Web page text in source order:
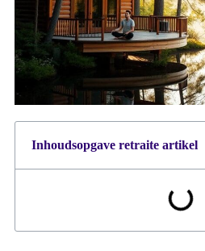
Inhoudsopgave retraite artikel